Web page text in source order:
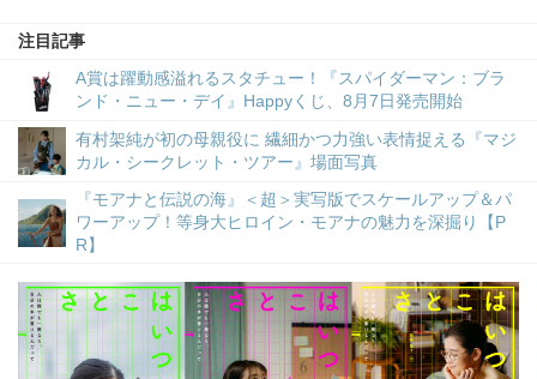
注目記事
A賞は躍動感溢れるスタチュー！『スパイダーマン：ブラ
ンド・ニュー・デイ』Happyくじ、8月7日発売開始
有村架純が初の母親役に 繊細かつ力強い表情捉える『マジ
カル・シークレット・ツアー』場面写真
『モアナと伝説の海』＜超＞実写版でスケールアップ＆パ
ワーアップ！等身大ヒロイン・モアナの魅力を深掘り【P
R】